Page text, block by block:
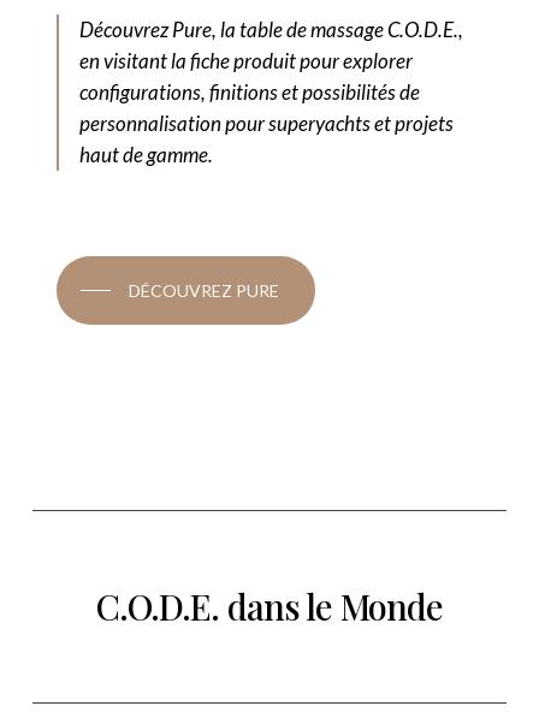
Découvrez Pure, la table de massage C.O.D.E.,
en visitant la fiche produit pour explorer
configurations, finitions et possibilités de
personnalisation pour superyachts et projets
haut de gamme.
DÉCOUVREZ PURE
C.O.D.E. dans le Monde